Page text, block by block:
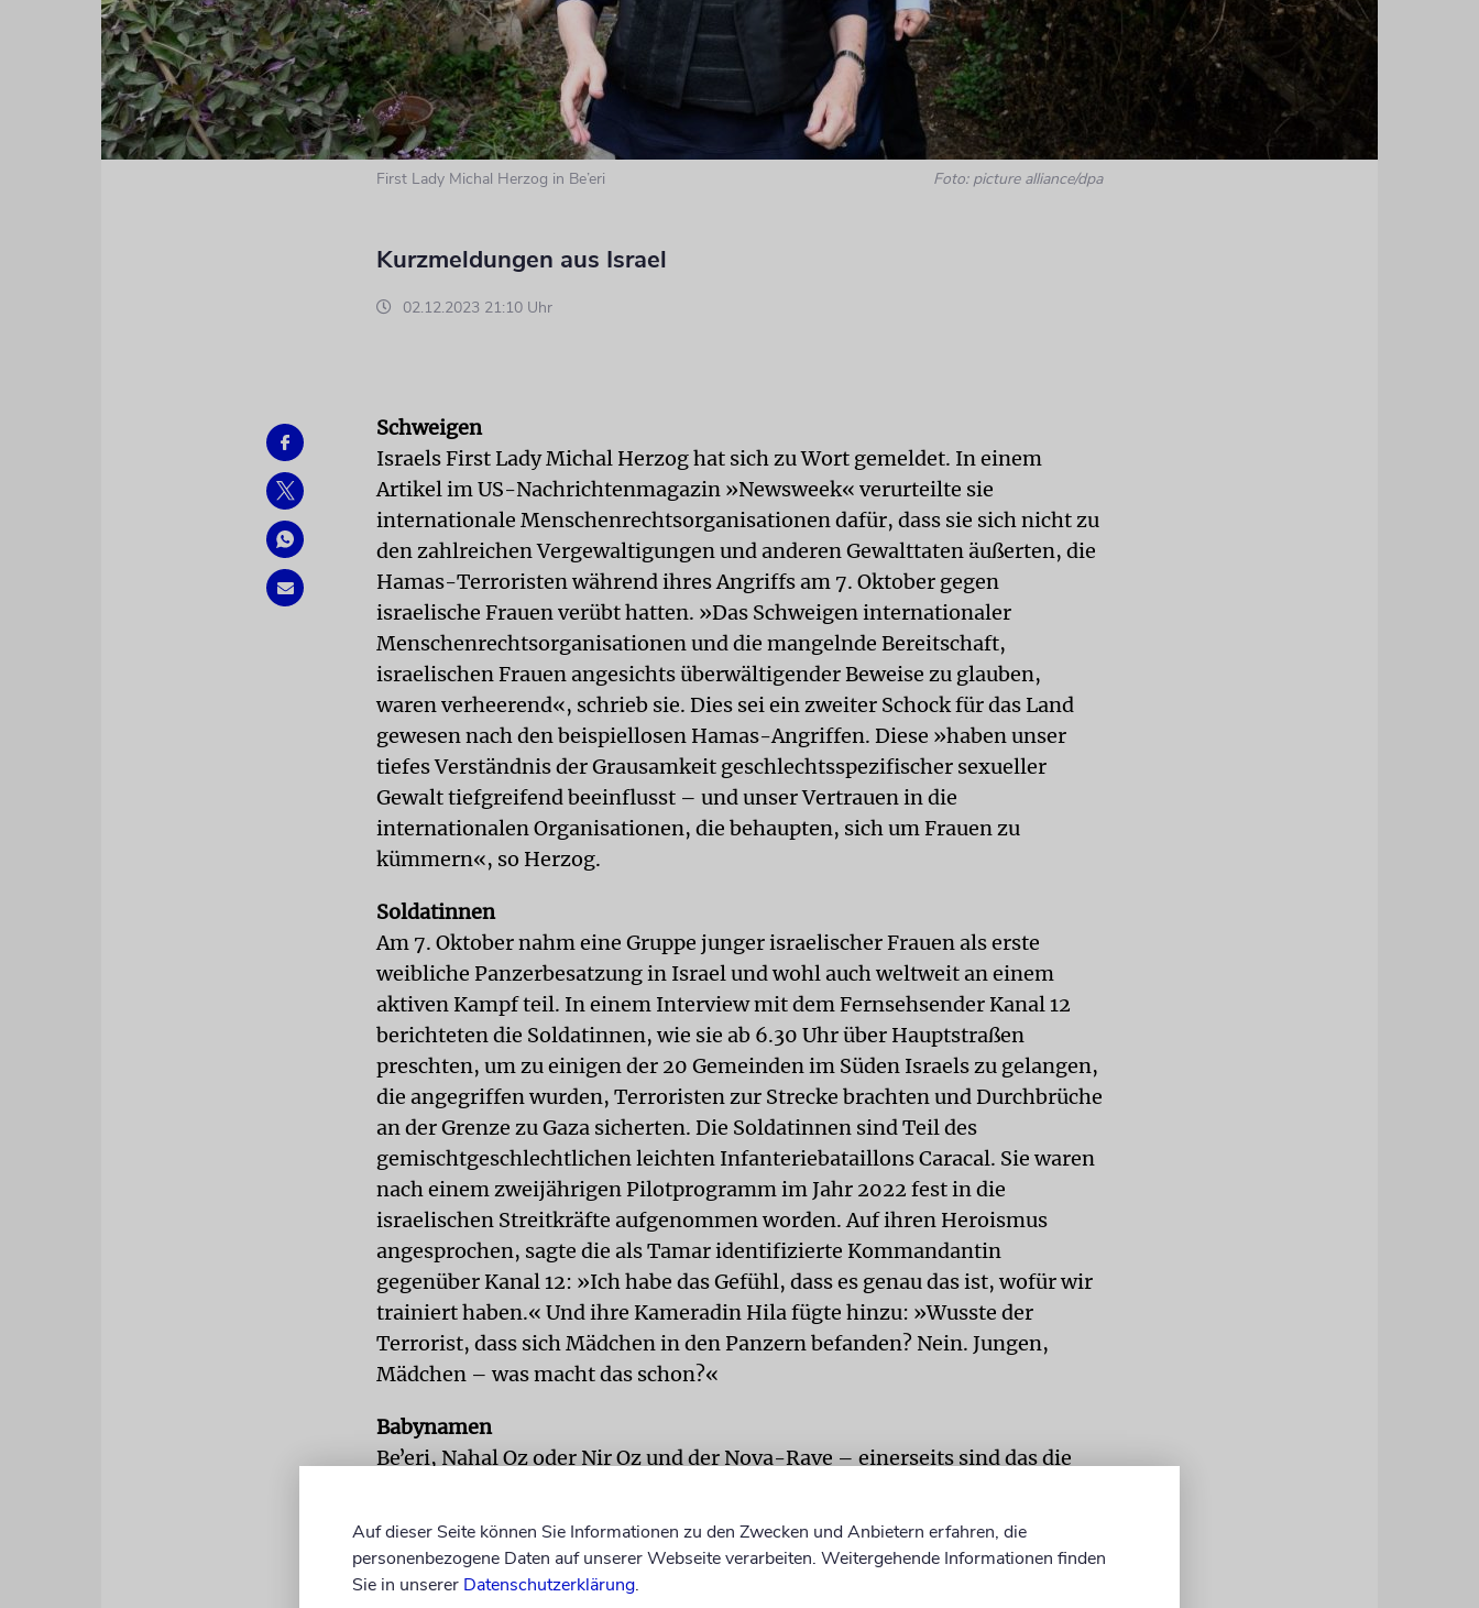
First Lady Michal Herzog in Be’eri Foto: picture alliance/dpa
Kurzmeldungen aus Israel
02.12.2023 21:10 Uhr
Schweigen
Israels First Lady Michal Herzog hat sich zu Wort gemeldet. In einem
Artikel im US-Nachrichtenmagazin »Newsweek« verurteilte sie
internationale Menschenrechtsorganisationen dafür, dass sie sich nicht zu
den zahlreichen Vergewaltigungen und anderen Gewalttaten äußerten, die
Hamas-Terroristen während ihres Angriffs am 7. Oktober gegen
israelische Frauen verübt hatten. »Das Schweigen internationaler
Menschenrechtsorganisationen und die mangelnde Bereitschaft,
israelischen Frauen angesichts überwältigender Beweise zu glauben,
waren verheerend«, schrieb sie. Dies sei ein zweiter Schock für das Land
gewesen nach den beispiellosen Hamas-Angriffen. Diese »haben unser
tiefes Verständnis der Grausamkeit geschlechtsspezifischer sexueller
Gewalt tiefgreifend beeinflusst – und unser Vertrauen in die
internationalen Organisationen, die behaupten, sich um Frauen zu
kümmern«, so Herzog.
Soldatinnen
Am 7. Oktober nahm eine Gruppe junger israelischer Frauen als erste
weibliche Panzerbesatzung in Israel und wohl auch weltweit an einem
aktiven Kampf teil. In einem Interview mit dem Fernsehsender Kanal 12
berichteten die Soldatinnen, wie sie ab 6.30 Uhr über Hauptstraßen
preschten, um zu einigen der 20 Gemeinden im Süden Israels zu gelangen,
die angegriffen wurden, Terroristen zur Strecke brachten und Durchbrüche
an der Grenze zu Gaza sicherten. Die Soldatinnen sind Teil des
gemischtgeschlechtlichen leichten Infanteriebataillons Caracal. Sie waren
nach einem zweijährigen Pilotprogramm im Jahr 2022 fest in die
israelischen Streitkräfte aufgenommen worden. Auf ihren Heroismus
angesprochen, sagte die als Tamar identifizierte Kommandantin
gegenüber Kanal 12: »Ich habe das Gefühl, dass es genau das ist, wofür wir
trainiert haben.« Und ihre Kameradin Hila fügte hinzu: »Wusste der
Terrorist, dass sich Mädchen in den Panzern befanden? Nein. Jungen,
Mädchen – was macht das schon?«
Babynamen
Beʼeri, Nahal Oz oder Nir Oz und der Nova-Rave – einerseits sind das die
ein Bedürfnis zu geben, diese Namen wieder in einen positiveren Kontext
zu setzen. Denn in den kürzlich veröffentlichten Listen der israelischen
Meldebehörden, in denen die 17.629 seit dem 7. Oktober Neugeborenen
Auf dieser Seite können Sie Informationen zu den Zwecken und Anbietern erfahren, die
personenbezogene Daten auf unserer Webseite verarbeiten. Weitergehende Informationen finden
Sie in unserer Datenschutzerklärung.